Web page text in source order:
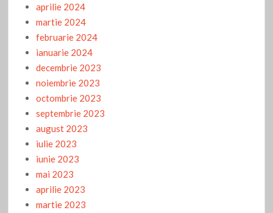
aprilie 2024
martie 2024
februarie 2024
ianuarie 2024
decembrie 2023
noiembrie 2023
octombrie 2023
septembrie 2023
august 2023
iulie 2023
iunie 2023
mai 2023
aprilie 2023
martie 2023